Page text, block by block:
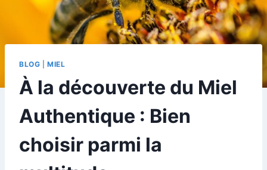
BLOG |MIEL
À la découverte du Miel
Authentique : Bien
choisir parmi la